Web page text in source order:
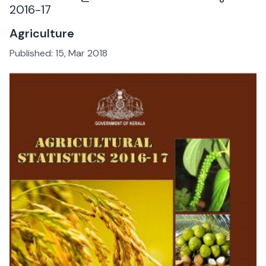
2016-17
Agriculture
Published: 15, Mar 2018